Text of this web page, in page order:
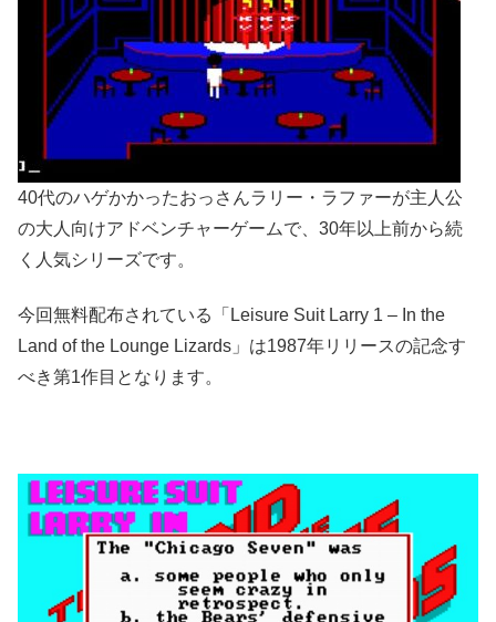
40代のハゲかかったおっさんラリー・ラファーが主人公
の大人向けアドベンチャーゲームで、30年以上前から続
く人気シリーズです。
今回無料配布されている「Leisure Suit Larry 1 – In the
Land of the Lounge Lizards」は1987年リリースの記念す
べき第1作目となります。